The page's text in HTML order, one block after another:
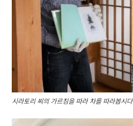
시라토리 씨의 가르침을 따라 차를 따라봅시다